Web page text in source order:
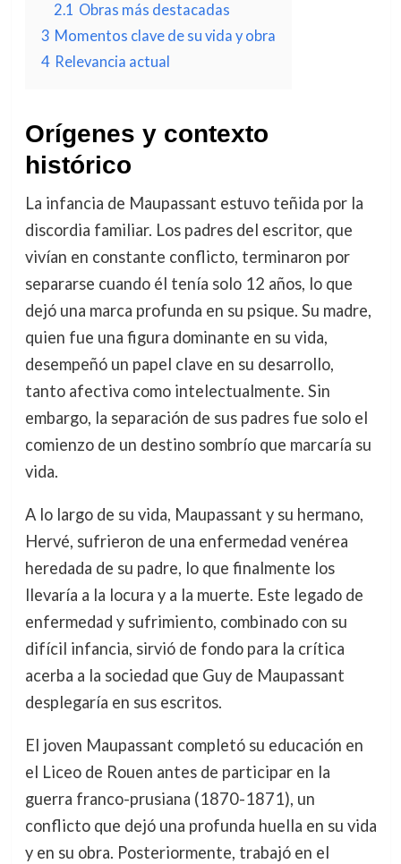
2.1 Obras más destacadas
3 Momentos clave de su vida y obra
4 Relevancia actual
Orígenes y contexto
histórico
La infancia de Maupassant estuvo teñida por la
discordia familiar. Los padres del escritor, que
vivían en constante conflicto, terminaron por
separarse cuando él tenía solo 12 años, lo que
dejó una marca profunda en su psique. Su madre,
quien fue una figura dominante en su vida,
desempeñó un papel clave en su desarrollo,
tanto afectiva como intelectualmente. Sin
embargo, la separación de sus padres fue solo el
comienzo de un destino sombrío que marcaría su
vida.
A lo largo de su vida, Maupassant y su hermano,
Hervé, sufrieron de una enfermedad venérea
heredada de su padre, lo que finalmente los
llevaría a la locura y a la muerte. Este legado de
enfermedad y sufrimiento, combinado con su
difícil infancia, sirvió de fondo para la crítica
acerba a la sociedad que Guy de Maupassant
desplegaría en sus escritos.
El joven Maupassant completó su educación en
el Liceo de Rouen antes de participar en la
guerra franco-prusiana (1870-1871), un
conflicto que dejó una profunda huella en su vida
y en su obra. Posteriormente, trabajó en el